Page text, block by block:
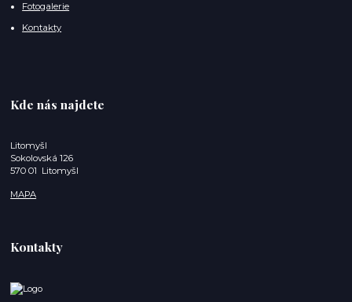
Fotogalerie
Kontakty
Kde nás najdete
Litomyšl
Sokolovská 126
570 01 Litomyšl
MAPA
Kontakty